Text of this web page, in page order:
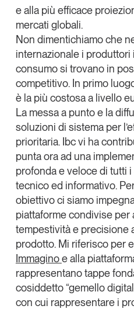
e alla più efficace
mercati globali.
Non dimentichiamo che
internazionale i produttori
consumo si trovano in
competitivo. In primo
è la più costosa a livello
La messa a punto e la
soluzioni di sistema per
prioritaria. Ibc vi ha
punta ora ad una
profonda e veloce di tutti
tecnico ed informativo.
obiettivo ci siamo
piattaforme condivise per
tempestività e precisione
prodotto. Mi riferisco per
Immaginoe alla
rappresentano tappe
cosiddetto “gemello
con cui rappresentare i